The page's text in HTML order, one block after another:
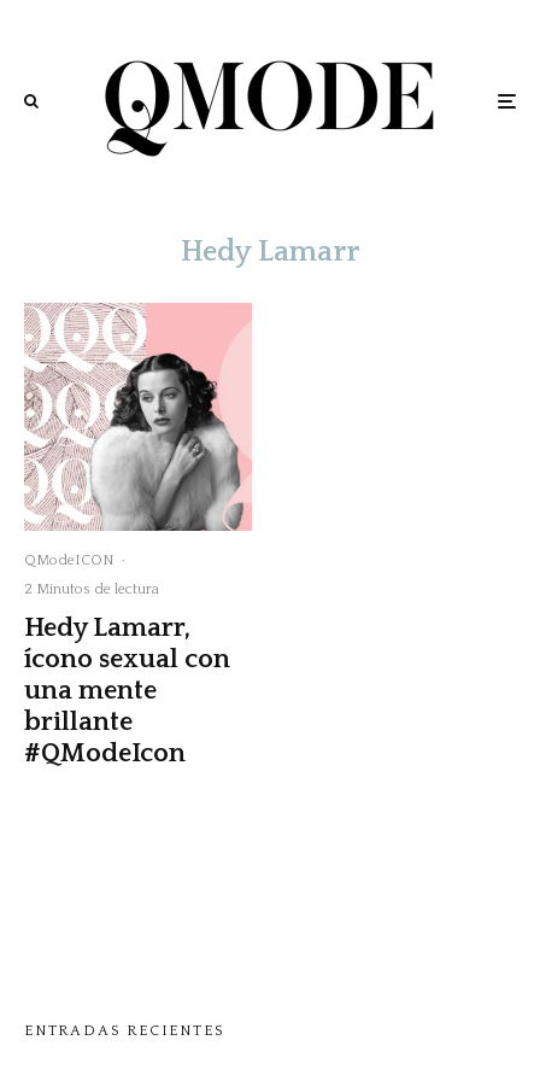
Hedy Lamarr
QModeICON
·
2 Minutos de lectura
Hedy Lamarr,
ícono sexual con
una mente
brillante
#QModeIcon
ENTRADAS RECIENTES